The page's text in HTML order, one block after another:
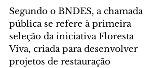
Segundo o BNDES, a chamada
pública se refere à primeira
seleção da iniciativa Floresta
Viva, criada para desenvolver
projetos de restauração